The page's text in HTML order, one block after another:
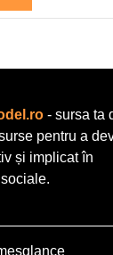
Full
- sursa ta
pentru a
și implicat în